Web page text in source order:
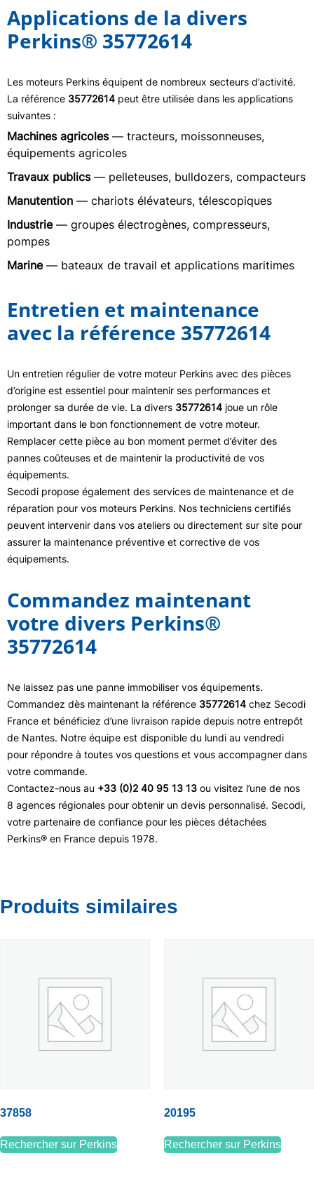
Applications de la divers
Perkins® 35772614
Les moteurs Perkins équipent de nombreux secteurs d’activité.
La référence 35772614 peut être utilisée dans les applications
suivantes :
Machines agricoles— tracteurs, moissonneuses,
équipements agricoles
Travaux publics— pelleteuses, bulldozers, compacteurs
Manutention — chariots élévateurs, télescopiques
Industrie— groupes électrogènes, compresseurs,
pompes
Marine— bateaux de travail et applications maritimes
Entretien et maintenance
avec la référence 35772614
Un entretien régulier de votre moteur Perkins avec des pièces
d’origine est essentiel pour maintenir ses performances et
prolonger sa durée de vie. La divers 35772614 joue un rôle
important dans le bon fonctionnement de votre moteur.
Remplacer cette pièce au bon moment permet d’éviter des
pannes coûteuses et de maintenir la productivité de vos
équipements.
Secodi propose également des services de maintenance et de
réparation pour vos moteurs Perkins. Nos techniciens certifiés
peuvent intervenir dans vos ateliers ou directement sur site pour
assurer la maintenance préventive et corrective de vos
équipements.
Commandez maintenant
votre divers Perkins®
35772614
Ne laissez pas une panne immobiliser vos équipements.
Commandez dès maintenant la référence 35772614 chez Secodi
France et bénéficiez d’une livraison rapide depuis notre entrepôt
de Nantes. Notre équipe est disponible du lundi au vendredi
pour répondre à toutes vos questions et vous accompagner dans
votre commande.
Contactez-nous au +33 (0)2 40 95 13 13 ou visitez l’une de nos
8 agences régionales pour obtenir un devis personnalisé. Secodi,
votre partenaire de confiance pour les pièces détachées
Perkins® en France depuis 1978.
Produits similaires
37858
Rechercher sur Perkins
20195
Rechercher sur Perkins